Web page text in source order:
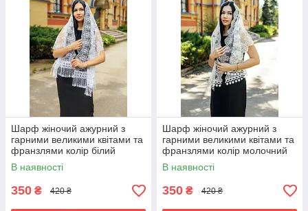
Шарф жіночий ажурний з
гарними великими квітами та
франзлями колір білий
В наявності
350 ₴ 420 ₴
Шарф жіночий ажурний з
гарними великими квітами та
франзлями колір молочний
В наявності
350 ₴ 420 ₴